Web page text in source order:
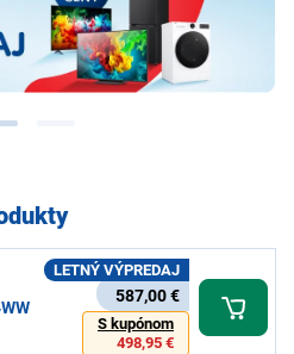
LETNÝ VÝPREDAJ
587,00 €
S kupónom
498,95 €